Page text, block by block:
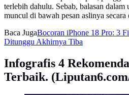
terlebih dahulu. Sebab, balasan dalam
muncul di bawah pesan aslinya secara
Baca JugaBocoran iPhone 18 Pro: 3
Ditunggu Akhirnya Tiba
Infografis 4
Terbaik.